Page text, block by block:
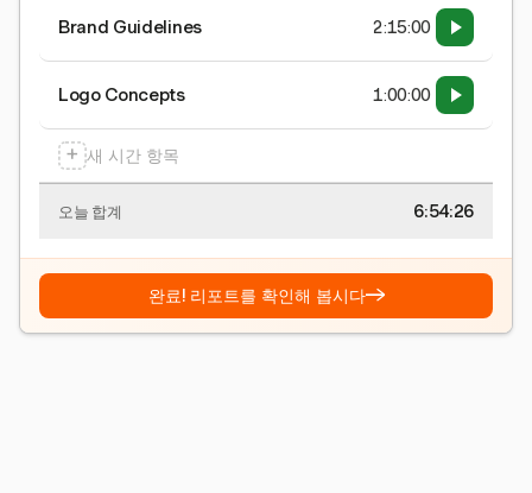
Brand Guidelines 2:15:00
Logo Concepts 1:00:00
+ 새 시간 항목
오늘 합계 6:54:26
완료! 리포트를 확인해 봅시다→